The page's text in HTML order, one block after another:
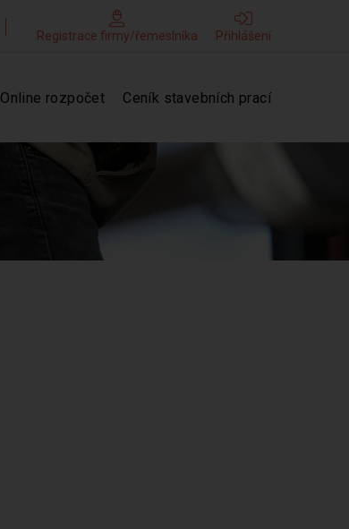
Registrace firmy/řemeslníka Přihlášení
Online rozpočet Ceník stavebních prací